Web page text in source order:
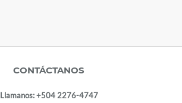
CONTÁCTANOS
Llamanos:+504 2276-4747